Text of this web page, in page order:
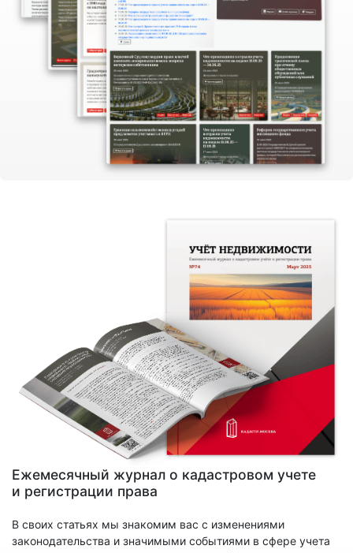
Ежемесячный журнал о кадастровом учете
и регистрации права
В своих статьях мы знакомим вас с изменениями
законодательства и значимыми событиями в сфере учета